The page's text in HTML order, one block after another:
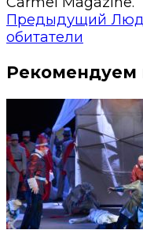
Предыдущий
обитатели
Рекомендуем